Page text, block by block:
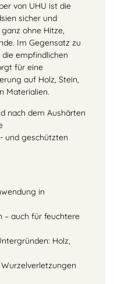
von UHU ist die
sicher und
ohne Hitze,
Im Gegensatz zu
empfindlichen
für eine
auf Holz, Stein,
Materialien.
nach dem Aushärten
und geschützten
in
– auch für feuchtere
Holz,